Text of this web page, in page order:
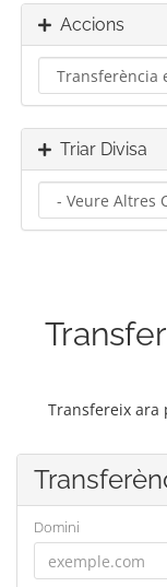
Accions
Triar Divisa
Transfereix
Domini